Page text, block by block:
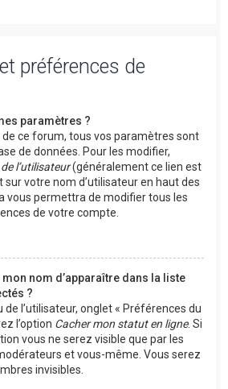
préférences de
paramètres ?
ce forum, tous vos paramètres sont
de données. Pour les modifier,
l’utilisateur(généralement ce lien est
sur votre nom d’utilisateur en haut des
vous permettra de modifier tous les
de votre compte.
nom d’apparaître dans la liste
?
de l’utilisateur, onglet « Préférences du
l’option Cacher mon statut en ligne. Si
vous ne serez visible que par les
et vous-même. Vous serez
invisibles.